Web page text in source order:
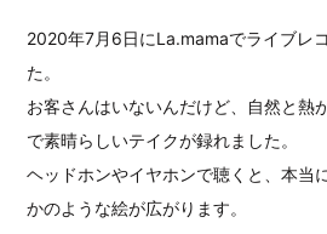
2020年7月6日にLa.mamaでライブレ
た。
お客さんはいないんだけど、自然と熱
で素晴らしいテイクが録れました。
ヘッドホンやイヤホンで聴くと、本当
かのような絵が広がります。